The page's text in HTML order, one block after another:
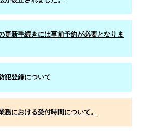
更新手続きには事前予約が必要となりま
犯登録について
務における受付時間について。